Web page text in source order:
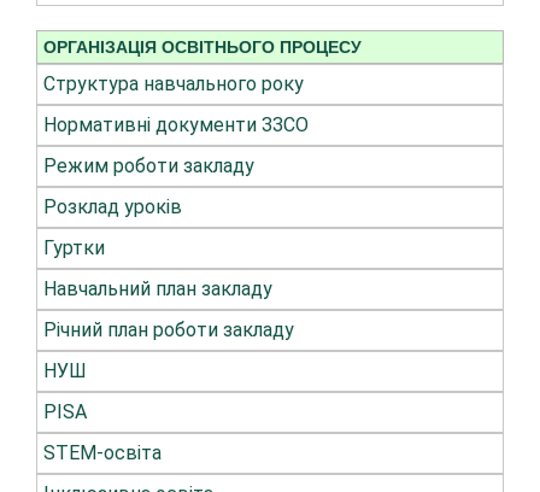
ОРГАНІЗАЦІЯ ОСВІТНЬОГО ПРОЦЕСУ
Структура навчального року
Нормативні документи ЗЗСО
Режим роботи закладу
Розклад уроків
Гуртки
Навчальний план закладу
Річний план роботи закладу
НУШ
PISA
STEM-освіта